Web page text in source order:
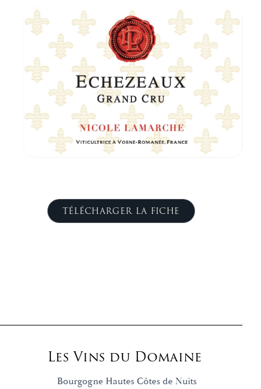
TÉLÉCHARGER LA FICHE
Les Vins du Domaine
Bourgogne Hautes Côtes de Nuits